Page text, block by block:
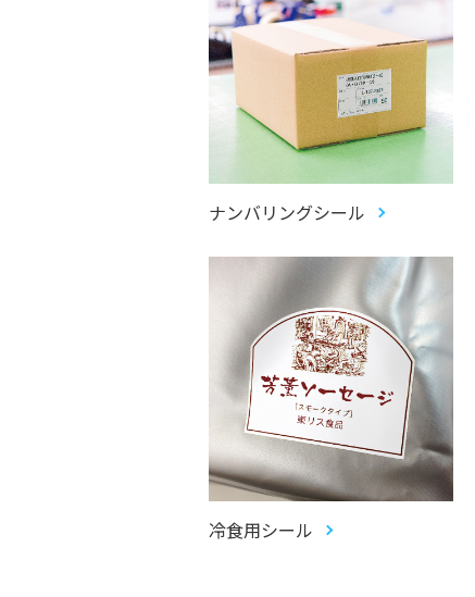
ナンバリングシール
冷食用シール